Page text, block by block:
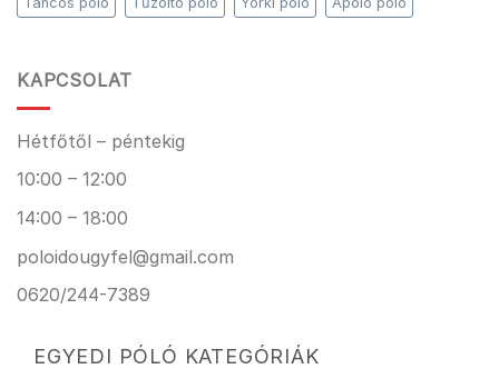
KAPCSOLAT
Hétfőtől – péntekig
10:00 – 12:00
14:00 – 18:00
poloidougyfel@gmail.com
0620/244-7389
EGYEDI PÓLÓ KATEGÓRIÁK